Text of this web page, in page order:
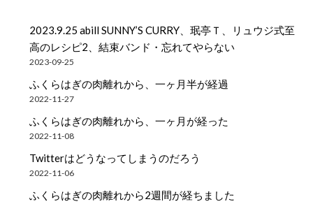
2023.9.25 abill SUNNY’S CURRY、珉亭Ｔ、リュウジ式至
高のレシピ2、結束バンド・忘れてやらない
2023-09-25
ふくらはぎの肉離れから、一ヶ月半が経過
2022-11-27
ふくらはぎの肉離れから、一ヶ月が経った
2022-11-08
Twitterはどうなってしまうのだろう
2022-11-06
ふくらはぎの肉離れから2週間が経ちました